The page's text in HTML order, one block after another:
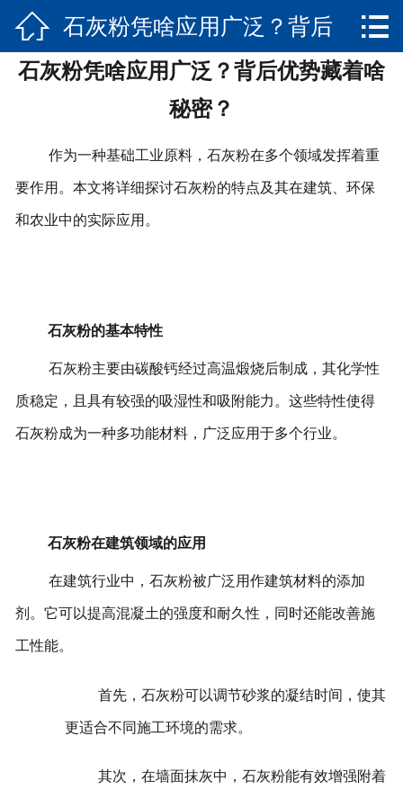
 网站首页
产品展示
关于我们
 石灰粉凭啥应用广泛？背后
优势藏着啥秘密？

石灰粉凭啥应用广泛？背后优势藏着啥
秘密？
作为一种基础工业原料，石灰粉在多个领域发挥着重
要作用。本文将详细探讨石灰粉的特点及其在建筑、环保
和农业中的实际应用。
石灰粉的基本特性
石灰粉主要由碳酸钙经过高温煅烧后制成，其化学性
质稳定，且具有较强的吸湿性和吸附能力。这些特性使得
石灰粉成为一种多功能材料，广泛应用于多个行业。
石灰粉在建筑领域的应用
在建筑行业中，石灰粉被广泛用作建筑材料的添加
剂。它可以提高混凝土的强度和耐久性，同时还能改善施
工性能。
首先，石灰粉可以调节砂浆的凝结时间，使其
更适合不同施工环境的需求。
其次，在墙面抹灰中，石灰粉能有效增强附着